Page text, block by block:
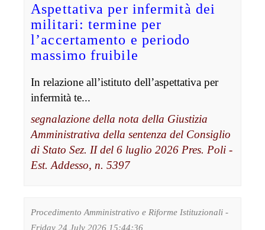
Aspettativa per infermità dei
militari: termine per
l’accertamento e periodo
massimo fruibile
In relazione all’istituto dell’aspettativa per
infermità te...
segnalazione della nota della Giustizia
Amministrativa della sentenza del Consiglio
di Stato Sez. II del 6 luglio 2026 Pres. Poli -
Est. Addesso, n. 5397
Procedimento Amministrativo e Riforme Istituzionali -
Friday 24 July 2026 15:44:36